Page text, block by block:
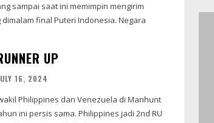
sampai saat ini memimpin mengirim
final Puteri Indonesia. Negara
UP
16, 2024
ini persis sama. Philippines jadi 2nd RU